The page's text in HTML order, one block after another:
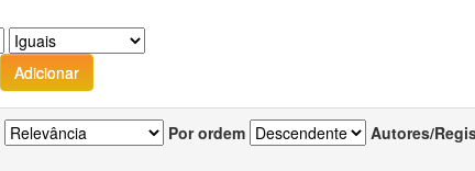
Por ordem Autores/